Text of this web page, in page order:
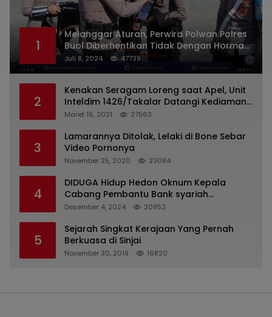
1
Melanggar Aturan, Perwira Polwan Polres
Buol Diberhentikan Tidak Dengan Hormat
Dari Dinas Kepolisian
Juli 8, 2024 47739
2
Kenakan Seragam Loreng saat Apel, Unit
Inteldim 1426/Takalar Datangi Kediaman
Kasatpol PP
Maret 16, 2021 27563
3
Lamarannya Ditolak, Lelaki di Bone Sebar
Video Pornonya
November 25, 2020 23084
4
DIDUGA Hidup Hedon Oknum Kepala
Cabang Pembantu Bank syariah
Indonesia Unit Hasan Basri di Banjarmasin
Milyaran Rupiah dan Bilyet Giro Tidak
Terdaftar, OJK Kalsel : Bertemu Tanggal 11
Desember 4, 2024 20952
5
Sejarah Singkat Kerajaan Yang Pernah
Berkuasa di Sinjai
November 30, 2019 16820